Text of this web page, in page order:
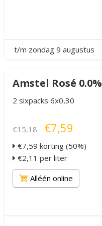
t/m zondag 9 augustus
Amstel Rosé 0.0%
2 sixpacks 6x0,30
€15,18 €7,59
€7,59 korting (50%)
€2,11 per liter
Alléén online